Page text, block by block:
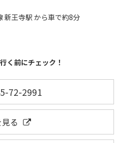
新王寺駅 から車で約8分
く前にチェック！
72-2991
る